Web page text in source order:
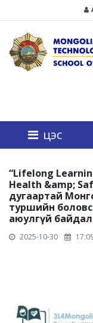
цэс
“Lifelong
Health &amp;
дугаартай
туршийн
аюулгүй байдал
2025-10-30